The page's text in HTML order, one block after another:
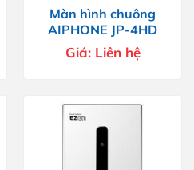
Màn hình chuông
AIPHONE JP-4HD
Giá: Liên hệ